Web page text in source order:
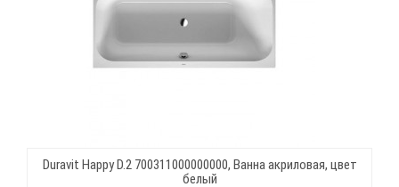
Duravit Happy D.2 700311000000000, Ванна акриловая, цвет
белый